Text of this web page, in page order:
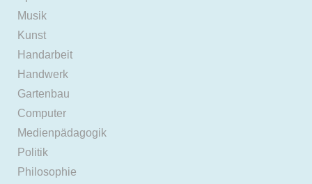
Musik
Kunst
Handarbeit
Handwerk
Gartenbau
Computer
Medienpädagogik
Politik
Philosophie